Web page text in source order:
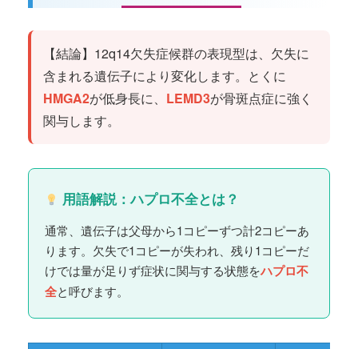
【結論】12q14欠失症候群の表現型は、欠失に
含まれる遺伝子により変化します。とくに
HMGA2が低身長に、 LEMD3が骨斑点症に強く
関与します。
用語解説：ハプロ不全とは？
通常、遺伝子は父母から1コピーずつ計2コピーあ
ります。欠失で1コピーが失われ、残り1コピーだ
けでは量が足りず症状に関与する状態をハプロ不
全と呼びます。